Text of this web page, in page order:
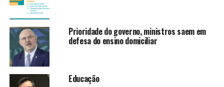
Prioridade do governo, ministros saem em
defesa do ensino domiciliar
Educação